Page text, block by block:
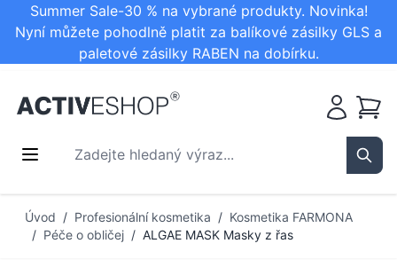
Summer Sale-30 % na vybrané produkty. Novinka!
Nyní můžete pohodlně platit za balíkové zásilky GLS a
paletové zásilky RABEN na dobírku.
Zadejte hledaný výraz...
Košík
Úvod / Profesionální kosmetika / Kosmetika FARMONA
/ Péče o obličej / ALGAE MASK Masky z řas